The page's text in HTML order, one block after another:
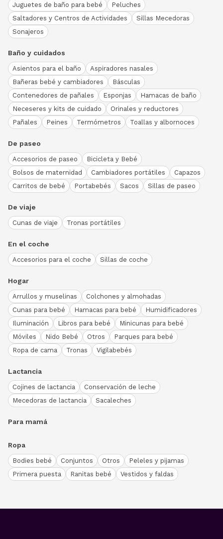
Juguetes de baño para bebé
Peluches
Saltadores y Centros de Actividades
Sillas Mecedoras
Sonajeros
Baño y cuidados
Asientos para el baño
Aspiradores nasales
Bañeras bebé y cambiadores
Básculas
Contenedores de pañales
Esponjas
Hamacas de baño
Neceseres y kits de cuidado
Orinales y reductores
Pañales
Peines Termómetros Toallas y albornoces
De paseo
Accesorios de paseo
Bicicleta y Bebé
Bolsos de maternidad
Cambiadores portátiles
Capazos
Carritos de bebé
Portabebés Sacos Sillas de paseo
De viaje
Cunas de viaje Tronas portátiles
En el coche
Accesorios para el coche Sillas de coche
Hogar
Arrullos y muselinas
Colchones y almohadas
Cunas para bebé
Hamacas para bebé
Humidificadores
Iluminación
Libros para bebé
Minicunas para bebé
Móviles
Nido Bebé Otros
Parques para bebé
Ropa de cama
Tronas Vigilabebés
Lactancia
Cojines de lactancia
Conservación de leche
Mecedoras de lactancia
Sacaleches
Para mamá
Ropa
Bodies bebé Conjuntos Otros
Peleles y pijamas
Primera puesta
Ranitas bebé Vestidos y faldas